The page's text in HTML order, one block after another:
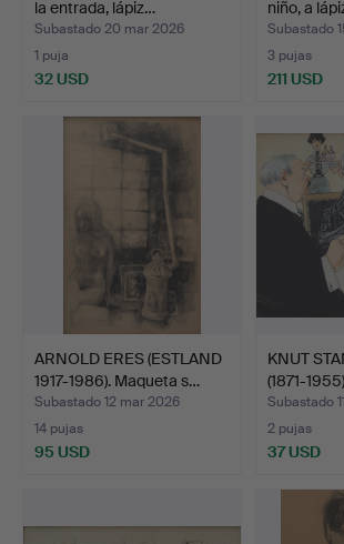
la entrada, lápiz…
Subastado 20 mar 2026
1 puja
32 USD
niño, a
Subastado
3 pujas
211 USD
ARNOLD ERES (ESTLAND
1917-1986). Maqueta s…
Subastado 12 mar 2026
14 pujas
95 USD
KNUT
(1871-
Subastado
2 pujas
37 USD